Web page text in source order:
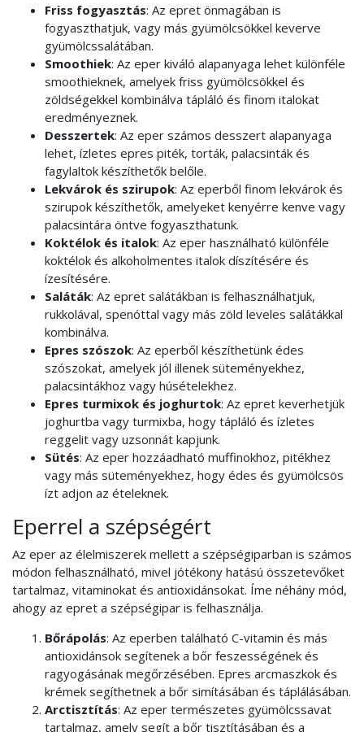
Friss fogyasztás: Az epret önmagában is
fogyaszthatjuk, vagy más gyümölcsökkel keverve
gyümölcssalátában.
Smoothiek: Az eper kiváló alapanyaga lehet különféle
smoothieknek, amelyek friss gyümölcsökkel és
zöldségekkel kombinálva tápláló és finom italokat
eredményeznek.
Desszertek: Az eper számos desszert alapanyaga
lehet, ízletes epres piték, torták, palacsinták és
fagylaltok készíthetők belőle.
Lekvárok és szirupok: Az eperből finom lekvárok és
szirupok készíthetők, amelyeket kenyérre kenve vagy
palacsintára öntve fogyaszthatunk.
Koktélok és italok: Az eper használható különféle
koktélok és alkoholmentes italok díszítésére és
ízesítésére.
Saláták: Az epret salátákban is felhasználhatjuk,
rukkolával, spenóttal vagy más zöld leveles salátákkal
kombinálva.
Epres szószok: Az eperből készíthetünk édes
szószokat, amelyek jól illenek süteményekhez,
palacsintákhoz vagy húsételekhez.
Epres turmixok és joghurtok: Az epret keverhetjük
joghurtba vagy turmixba, hogy tápláló és ízletes
reggelit vagy uzsonnát kapjunk.
Sütés: Az eper hozzáadható muffinokhoz, pitékhez
vagy más süteményekhez, hogy édes és gyümölcsös
ízt adjon az ételeknek.
Eperrel a szépségért
Az eper az élelmiszerek mellett a szépségiparban is számos
módon felhasználható, mivel jótékony hatású összetevőket
tartalmaz, vitaminokat és antioxidánsokat. Íme néhány mód,
ahogy az epret a szépségipar is felhasználja.
Bőrápolás: Az eperben található C-vitamin és más
antioxidánsok segítenek a bőr feszességének és
ragyogásának megőrzésében. Epres arcmaszkok és
krémek segíthetnek a bőr simításában és táplálásában.
Arctisztítás: Az eper természetes gyümölcssavat
tartalmaz, amely segít a bőr tisztításában és a